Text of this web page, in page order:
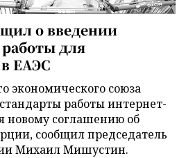
о введении
для
ЕАЭС
экономического союза
работы интернет-
новому соглашению об
сообщил председатель
Михаил Мишустин.